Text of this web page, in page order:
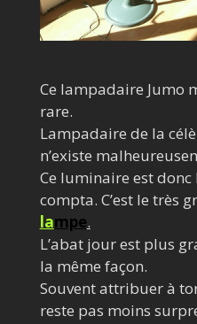
Ce lampadaire Jumo
rare.
Lampadaire de la
n’existe
Ce luminaire est donc
compta. C’est le très
lampe.
L’abat jour est plus
la même façon.
Souvent attribuer à
reste pas moins